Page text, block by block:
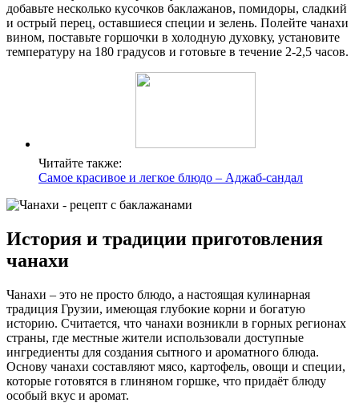
добавьте несколько кусочков баклажанов, помидоры, сладкий
и острый перец, оставшиеся специи и зелень. Полейте чанахи
вином, поставьте горшочки в холодную духовку, установите
температуру на 180 градусов и готовьте в течение 2-2,5 часов.
Читайте также:
Самое красивое и легкое блюдо – Аджаб-сандал
История и традиции приготовления
чанахи
Чанахи – это не просто блюдо, а настоящая кулинарная
традиция Грузии, имеющая глубокие корни и богатую
историю. Считается, что чанахи возникли в горных регионах
страны, где местные жители использовали доступные
ингредиенты для создания сытного и ароматного блюда.
Основу чанахи составляют мясо, картофель, овощи и специи,
которые готовятся в глиняном горшке, что придаёт блюду
особый вкус и аромат.